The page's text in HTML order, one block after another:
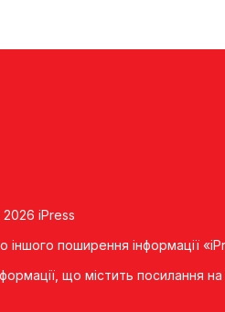
iPress
поширення інформації
що мiстить посилання